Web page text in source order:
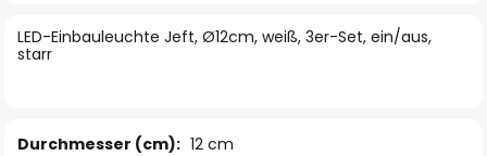
LED-Einbauleuchte Jeft, Ø12cm, weiß, 3er-Set, ein/aus,
starr
Durchmesser (cm): 12 cm